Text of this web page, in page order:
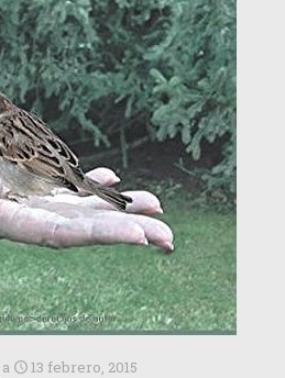
a
13 febrero, 2015